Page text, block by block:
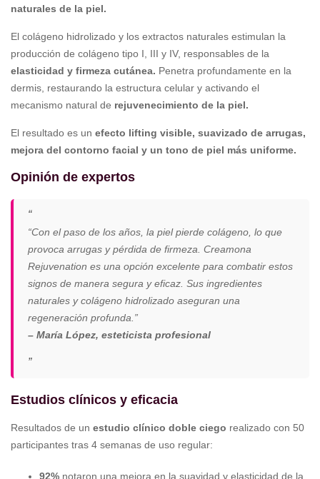
naturales de la piel.
El colágeno hidrolizado y los extractos naturales estimulan la
producción de colágeno tipo I, III y IV, responsables de la
elasticidad y firmeza cutánea. Penetra profundamente en la
dermis, restaurando la estructura celular y activando el
mecanismo natural de rejuvenecimiento de la piel.
El resultado es un efecto lifting visible, suavizado de arrugas,
mejora del contorno facial y un tono de piel más uniforme.
Opinión de expertos
“Con el paso de los años, la piel pierde colágeno, lo que
provoca arrugas y pérdida de firmeza. Creamona
Rejuvenation es una opción excelente para combatir estos
signos de manera segura y eficaz. Sus ingredientes
naturales y colágeno hidrolizado aseguran una
regeneración profunda.”
– María López, esteticista profesional
Estudios clínicos y eficacia
Resultados de un estudio clínico doble ciego realizado con 50
participantes tras 4 semanas de uso regular:
92% notaron una mejora en la suavidad y elasticidad de la